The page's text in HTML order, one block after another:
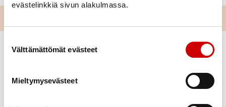
evästelinkkiä sivun alakulmassa.
Välttämättömät evästeet
Mieltymysevästeet